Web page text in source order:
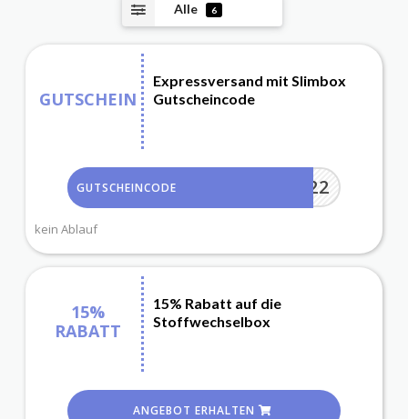
Alle 6
GUTSCHEIN
Expressversand mit Slimbox
Gutscheincode
ESSFEB22
GUTSCHEINCODE
kein Ablauf
15%
RABATT
15% Rabatt auf die
Stoffwechselbox
ANGEBOT ERHALTEN